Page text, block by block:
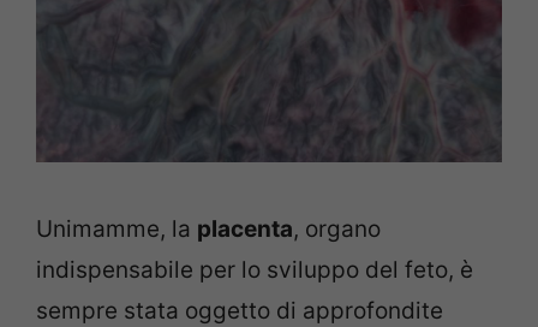
Unimamme, la placenta, organo
indispensabile per lo sviluppo del feto, è
sempre stata oggetto di approfondite